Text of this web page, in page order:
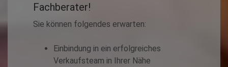
Fachberater!
Sie können folgendes erwarten:
Einbindung in ein erfolgreiches
Verkaufsteam in Ihrer Nähe